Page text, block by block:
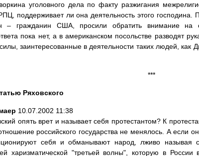
уголовного дела по факту разжигания
поддерживает ли она деятельность этого господина.
– гражданин США, просили обратить внимание на
пока нет, а в американском посольстве разводят
заинтересованные в деятельности таких людей, как
Ряховского
10.07.2002 11:38
опять врет и называет себя протестантом? К
российского государства не менялось. А если
себя и обманывают народ, лживо
харизматической "третьей волны", которую в